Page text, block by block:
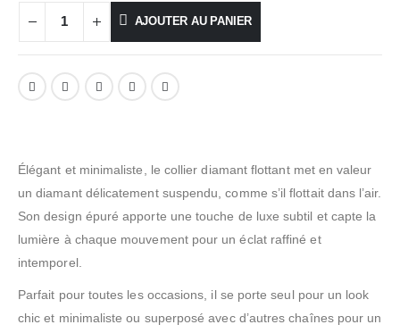
AJOUTER AU PANIER
Élégant et minimaliste, le collier diamant flottant met en valeur
un diamant délicatement suspendu, comme s’il flottait dans l’air.
Son design épuré apporte une touche de luxe subtil et capte la
lumière à chaque mouvement pour un éclat raffiné et
intemporel.
Parfait pour toutes les occasions, il se porte seul pour un look
chic et minimaliste ou superposé avec d’autres chaînes pour un